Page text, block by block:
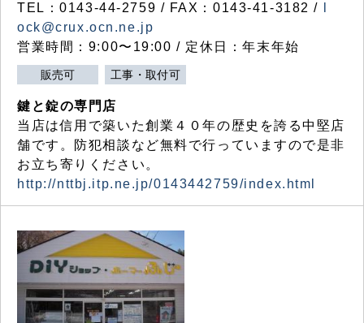
TEL：0143-44-2759 / FAX：0143-41-3182 /
ock@crux.ocn.ne.jp
営業時間：9:00〜19:00 / 定休日：年末年始
販売可 工事・取付可
鍵と錠の専門店
当店は信用で築いた創業４０年の歴史を誇る中堅店
舗です。防犯相談など無料で行っていますので是非
お立ち寄りください。
http://nttbj.itp.ne.jp/0143442759/index.html